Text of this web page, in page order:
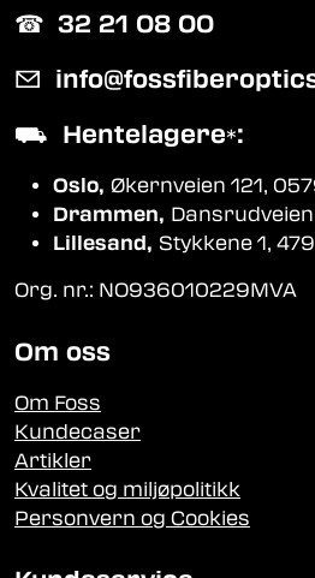
☎︎ 32 21 08 00
✉
⛟ Hentelagere*:
Oslo, Økernveien 121,
Drammen,
Lillesand, Stykkene 1,
Org. nr.: NO936010229MVA
Om oss
Om Foss
Kundecaser
Artikler
Kvalitet og miljøpolitikk
Personvern og Cookies